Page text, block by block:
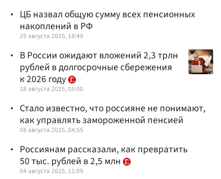
ЦБ назвал общую сумму всех пенсионных
накоплений в РФ
29 августа 2025, 18:49
В России ожидают вложений 2,3 трлн
рублей в долгосрочные сбережения
к 2026 году
18 августа 2025, 05:00
Стало известно, что россияне не понимают,
как управлять замороженной пенсией
08 августа 2025, 04:55
Россиянам рассказали, как превратить
50 тыс. рублей в 2,5 млн
04 августа 2025, 11:09